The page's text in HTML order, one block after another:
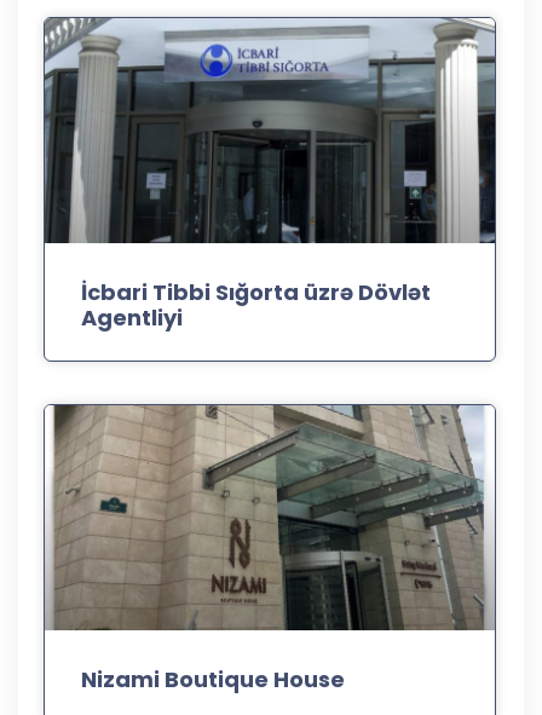
İcbari Tibbi Sığorta üzrə Dövlət
Agentliyi
Nizami Boutique House